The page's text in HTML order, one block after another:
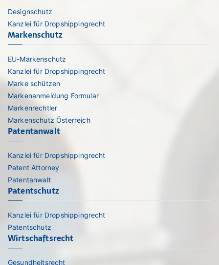
Designschutz
Kanzlei für Dropshippingrecht
Markenschutz
EU-Markenschutz
Kanzlei für Dropshippingrecht
Marke schützen
Markenanmeldung Formular
Markenrechtler
Markenschutz Österreich
Patentanwalt
Kanzlei für Dropshippingrecht
Patent Attorney
Patentanwalt
Patentschutz
Kanzlei für Dropshippingrecht
Patentschutz
Wirtschaftsrecht
Gesundheitsrecht